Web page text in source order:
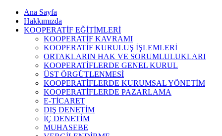
Ana Sayfa
Hakkımızda
KOOPERATİF EĞİTİMLERİ
KOOPERATİF KAVRAMI
KOOPERATİF KURULUŞ İŞLEMLERİ
ORTAKLARIN HAK VE SORUMLULUKLARI
KOOPERATİFLERDE GENEL KURUL
ÜST ÖRGÜTLENMESİ
KOOPERATİFLERDE KURUMSAL YÖNETİM
KOOPERATİFLERDE PAZARLAMA
E-TİCARET
DIŞ DENETİM
İÇ DENETİM
MUHASEBE